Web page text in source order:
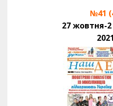
№41
27 жовтня-